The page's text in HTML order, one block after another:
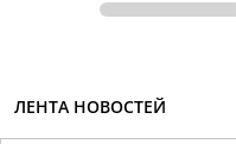
ЛЕНТА НОВОСТЕЙ